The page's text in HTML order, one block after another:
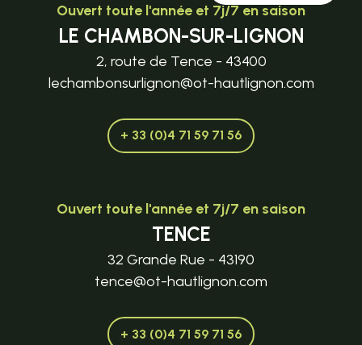
Ouvert toute l'année et 7j/7 en saison
LE CHAMBON-SUR-LIGNON
2, route de Tence - 43400
lechambonsurlignon@ot-hautlignon.com
+ 33 (0)4 71 59 71 56
Ouvert toute l'année et 7j/7 en saison
TENCE
32 Grande Rue - 43190
tence@ot-hautlignon.com
+ 33 (0)4 71 59 71 56